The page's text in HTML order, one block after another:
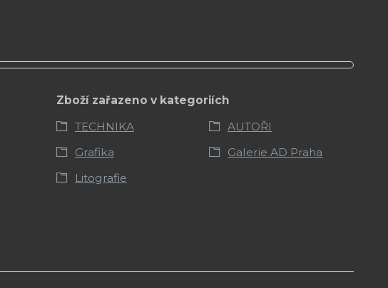
Zboží zařazeno v kategoriích
TECHNIKA
AUTOŘI
Grafika
Galerie AD Praha
Litografie